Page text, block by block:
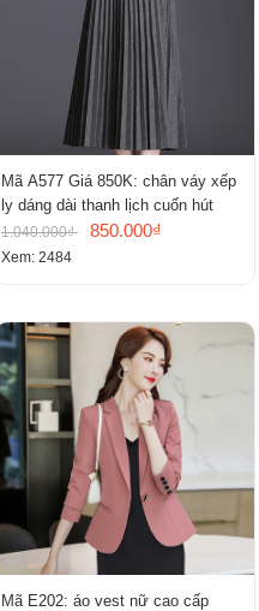
Mã A577 Giá 850K: chân váy xếp
ly dáng dài thanh lịch cuốn hút
1.040.000₫ 850.000₫
Xem: 2484
Mã E202: áo vest nữ cao cấp